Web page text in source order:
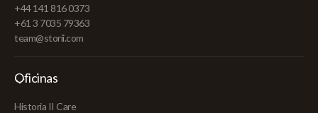
+44 141 816 0373
+61 3 7035 79363
team@storii.com
Oficinas
Historia II Care